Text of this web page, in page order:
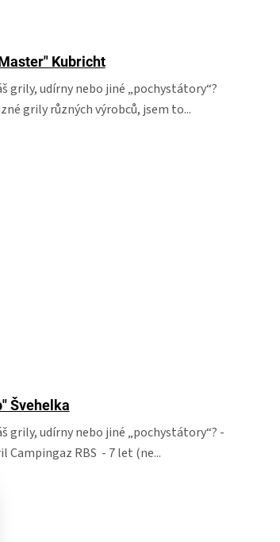
Kubricht
grily, udírny nebo jiné „pochystátory“?
grily různých výrobců, jsem to...
Švehelka
grily, udírny nebo jiné „pochystátory“? -
Campingaz RBS - 7 let (ne...